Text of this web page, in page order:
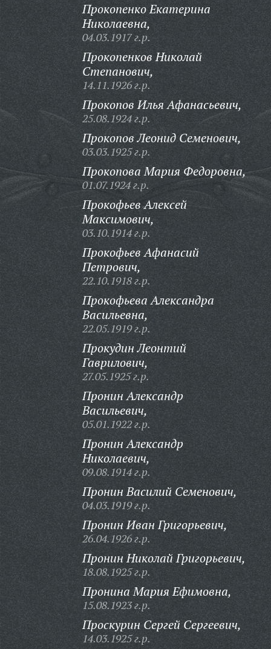
Прокопенко Екатерина
Николаевна,
04.03.1917 г.р.
Прокопенков Николай
Степанович,
14.11.1926 г.р.
Прокопов Илья Афанасьевич,
25.08.1924 г.р.
Прокопов Леонид Семенович,
03.03.1925 г.р.
Прокопова Мария Федоровна,
01.07.1924 г.р.
Прокофьев Алексей
Максимович,
03.10.1914 г.р.
Прокофьев Афанасий
Петрович,
22.10.1918 г.р.
Прокофьева Александра
Васильевна,
22.05.1919 г.р.
Прокудин Леонтий
Гаврилович,
27.05.1925 г.р.
Пронин Александр
Васильевич,
05.01.1922 г.р.
Пронин Александр
Николаевич,
09.08.1914 г.р.
Пронин Василий Семенович,
04.03.1919 г.р.
Пронин Иван Григорьевич,
26.04.1926 г.р.
Пронин Николай Григорьевич,
18.08.1925 г.р.
Пронина Мария Ефимовна,
15.08.1923 г.р.
Проскурин Сергей Сергеевич,
14.03.1925 г.р.